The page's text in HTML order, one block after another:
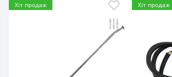
Хіт продаж Хіт продаж